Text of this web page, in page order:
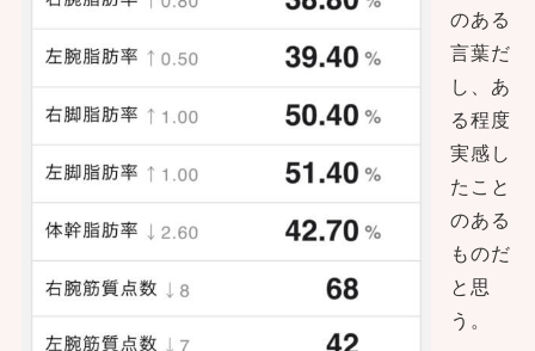
のある
言葉だ
し、あ
る程度
実感し
たこと
のある
ものだ
と思
う。